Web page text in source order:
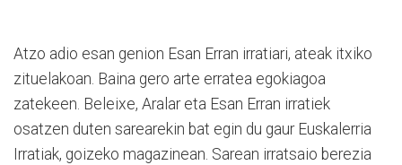
Atzo adio esan genion Esan Erran irratiari, ateak itxiko
zituelakoan. Baina gero arte erratea egokiagoa
zatekeen. Beleixe, Aralar eta Esan Erran irratiek
osatzen duten sarearekin bat egin du gaur Euskalerria
Irratiak, goizeko magazinean. Sarean irratsaio berezia